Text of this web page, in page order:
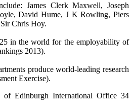
James Clerk Maxwell, Joseph
David Hume, J K Rowling, Piers
Chris Hoy.
in the world for the employability of
2013).
produce world-leading research
Exercise).
of Edinburgh International Office 34